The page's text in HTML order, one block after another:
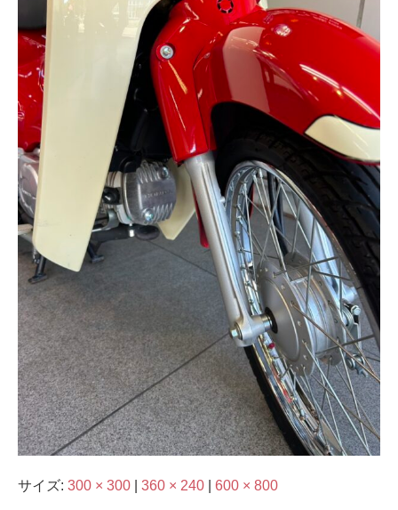
サイズ: 300 × 300 360 × 240 600 × 800